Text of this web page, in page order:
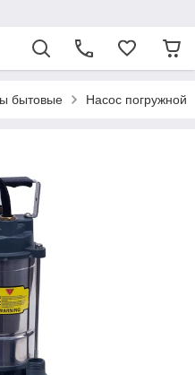
бытовые Насос погружной